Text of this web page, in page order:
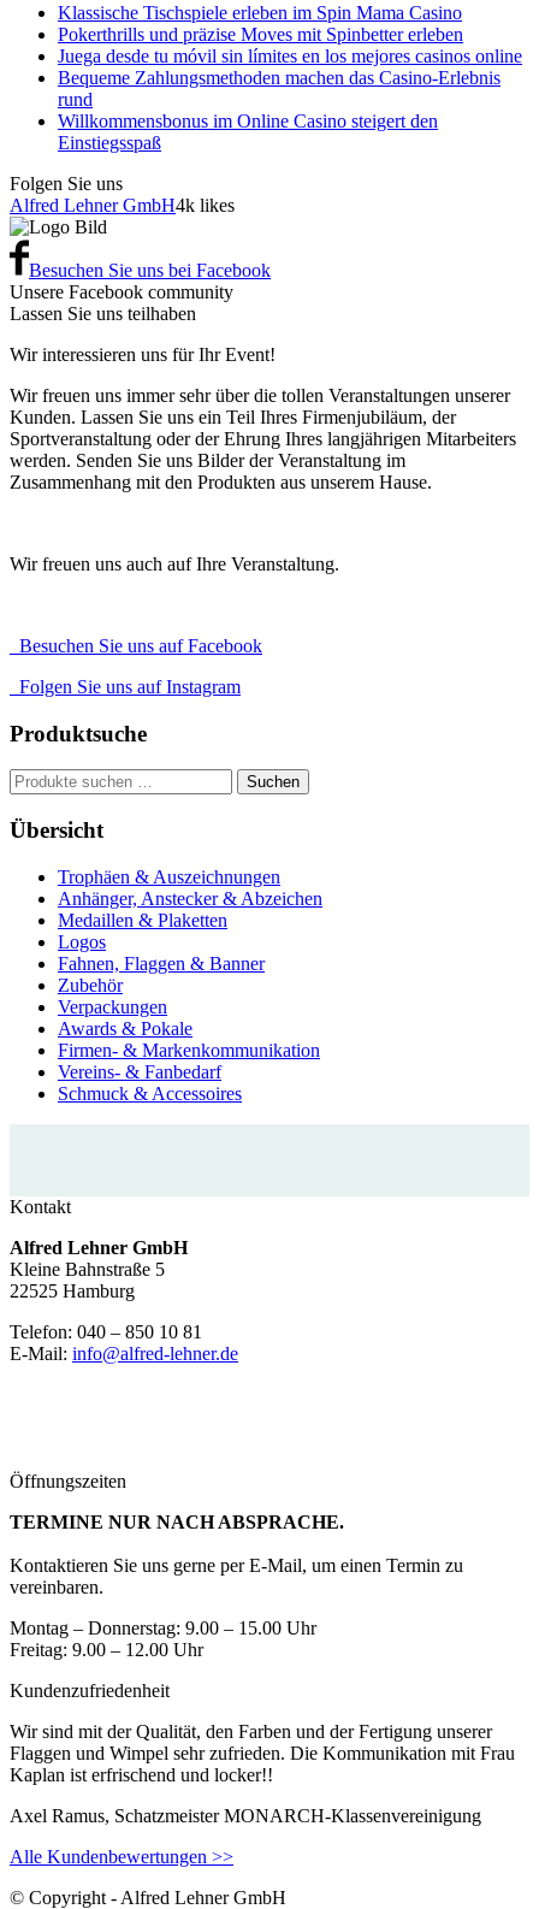
Klassische Tischspiele erleben im Spin Mama Casino
Pokerthrills und präzise Moves mit Spinbetter erleben
Juega desde tu móvil sin límites en los mejores casinos online
Bequeme Zahlungsmethoden machen das Casino-Erlebnis
rund
Willkommensbonus im Online Casino steigert den
Einstiegsspaß
Folgen Sie uns
Alfred Lehner GmbH4k likes
Besuchen Sie uns bei Facebook
Unsere Facebook community
Lassen Sie uns teilhaben
Wir interessieren uns für Ihr Event!
Wir freuen uns immer sehr über die tollen Veranstaltungen unserer
Kunden. Lassen Sie uns ein Teil Ihres Firmenjubiläum, der
Sportveranstaltung oder der Ehrung Ihres langjährigen Mitarbeiters
werden. Senden Sie uns Bilder der Veranstaltung im
Zusammenhang mit den Produkten aus unserem Hause.
Wir freuen uns auch auf Ihre Veranstaltung.
Besuchen Sie uns auf Facebook
Folgen Sie uns auf Instagram
Produktsuche
Suche
nach:
Suchen
Übersicht
Trophäen & Auszeichnungen
Anhänger, Anstecker & Abzeichen
Medaillen & Plaketten
Logos
Fahnen, Flaggen & Banner
Zubehör
Verpackungen
Awards & Pokale
Firmen- & Markenkommunikation
Vereins- & Fanbedarf
Schmuck & Accessoires
Kontakt
Alfred Lehner GmbH
Kleine Bahnstraße 5
22525 Hamburg
Telefon: 040 – 850 10 81
E-Mail: info@alfred-lehner.de
Öffnungszeiten
TERMINE NUR NACH ABSPRACHE.
Kontaktieren Sie uns gerne per E-Mail, um einen Termin zu
vereinbaren.
Montag – Donnerstag: 9.00 – 15.00 Uhr
Freitag: 9.00 – 12.00 Uhr
Kundenzufriedenheit
Wir sind mit der Qualität, den Farben und der Fertigung unserer
Flaggen und Wimpel sehr zufrieden. Die Kommunikation mit Frau
Kaplan ist erfrischend und locker!!
Axel Ramus, Schatzmeister MONARCH-Klassenvereinigung
Alle Kundenbewertungen >>
© Copyright - Alfred Lehner GmbH